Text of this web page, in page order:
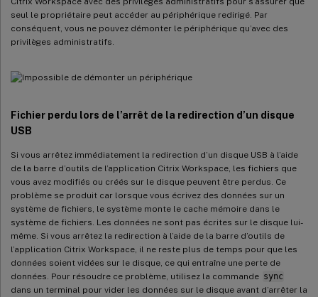
seul le propriétaire peut accéder au périphérique redirigé. Par
conséquent, vous ne pouvez démonter le périphérique qu’avec des
privilèges administratifs.
Fichier perdu lors de l’arrêt de la redirection d’un disque
USB
Si vous arrêtez immédiatement la redirection d’un disque USB à l’aide
de la barre d’outils de l’application Citrix Workspace, les fichiers que
vous avez modifiés ou créés sur le disque peuvent être perdus. Ce
problème se produit car lorsque vous écrivez des données sur un
système de fichiers, le système monte le cache mémoire dans le
système de fichiers. Les données ne sont pas écrites sur le disque lui-
même. Si vous arrêtez la redirection à l’aide de la barre d’outils de
l’application Citrix Workspace, il ne reste plus de temps pour que les
données soient vidées sur le disque, ce qui entraîne une perte de
données. Pour résoudre ce problème, utilisez la commande sync
dans un terminal pour vider les données sur le disque avant d’arrêter la